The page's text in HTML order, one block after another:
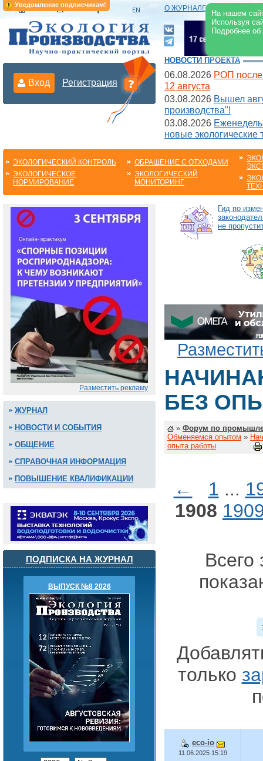
Уведомление подписчикам!
На нашем
Используя
Подробнее
О ЖУРНАЛЕ |
Вход Регистрация
НОВОСТИ ПРОЕКТА
06.08.2026 РОП после
12 августа
03.08.2026 Вышел
производства"!
03.08.2026
новые экологические
ЭКОЛОГИЧЕСКИЙ КОНТРОЛЬ
ЭКОЛОГИЧЕСКОЕ
НОРМИРОВАНИЕ
ОБРАЩЕНИЕ С ОТХОДАМИ
ЭКОЛОГИЧЕСКИЙ
МОНИТОРИНГ
Разместить рекламу
ЖУРНАЛ
НОВОСТИ И СОБЫТИЯ
ОБЩЕНИЕ
СПРАВОЧНАЯ ИНФОРМАЦИЯ
ПОВЫШЕНИЕ КВАЛИФИКАЦИИ
ПОДПИСКА НА ЖУРНАЛ
ВЫПУСК №8 2026
Гид по
не
БЕЗ
» Форум по
Обменяемся опытом »
опыта работы
← 1 ...
1908
Всего
только
eco-io
11.06.2025 15:19